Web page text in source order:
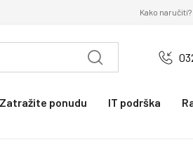
Kako naručiti?
Zatražite ponudu IT podrška